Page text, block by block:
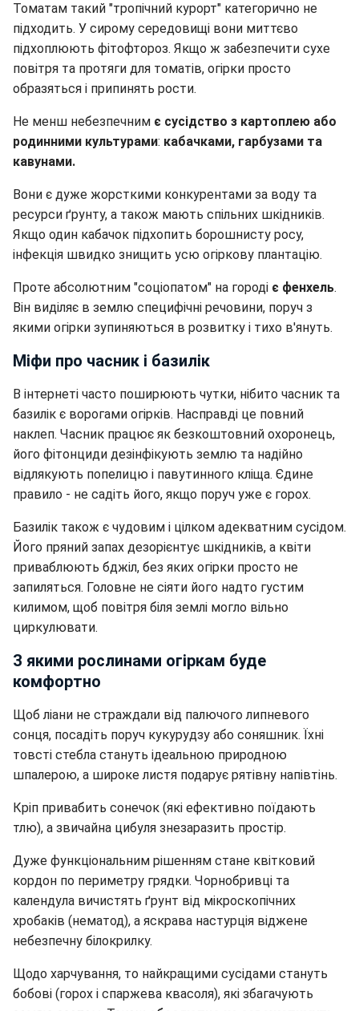
Томатам такий "тропічний курорт" категорично не
підходить. У сирому середовищі вони миттєво
підхоплюють фітофтороз. Якщо ж забезпечити сухе
повітря та протяги для томатів, огірки просто
образяться і припинять рости.
Не менш небезпечним є сусідство з картоплею або
родинними культурами: кабачками, гарбузами та
кавунами.
Вони є дуже жорсткими конкурентами за воду та
ресурси ґрунту, а також мають спільних шкідників.
Якщо один кабачок підхопить борошнисту росу,
інфекція швидко знищить усю огіркову плантацію.
Проте абсолютним "соціопатом" на городі є фенхель.
Він виділяє в землю специфічні речовини, поруч з
якими огірки зупиняються в розвитку і тихо в'януть.
Міфи про часник і базилік
В інтернеті часто поширюють чутки, нібито часник та
базилік є ворогами огірків. Насправді це повний
наклеп. Часник працює як безкоштовний охоронець,
його фітонциди дезінфікують землю та надійно
відлякують попелицю і павутинного кліща. Єдине
правило - не садіть його, якщо поруч уже є горох.
Базилік також є чудовим і цілком адекватним сусідом.
Його пряний запах дезорієнтує шкідників, а квіти
приваблюють бджіл, без яких огірки просто не
запиляться. Головне не сіяти його надто густим
килимом, щоб повітря біля землі могло вільно
циркулювати.
З якими рослинами огіркам буде
комфортно
Щоб ліани не страждали від палючого липневого
сонця, посадіть поруч кукурудзу або соняшник. Їхні
товсті стебла стануть ідеальною природною
шпалерою, а широке листя подарує рятівну напівтінь.
Кріп привабить сонечок (які ефективно поїдають
тлю), а звичайна цибуля знезаразить простір.
Дуже функціональним рішенням стане квітковий
кордон по периметру грядки. Чорнобривці та
календула вичистять ґрунт від мікроскопічних
хробаків (нематод), а яскрава настурція віджене
небезпечну білокрилку.
Щодо харчування, то найкращими сусідами стануть
бобові (горох і спаржева квасоля), які збагачують